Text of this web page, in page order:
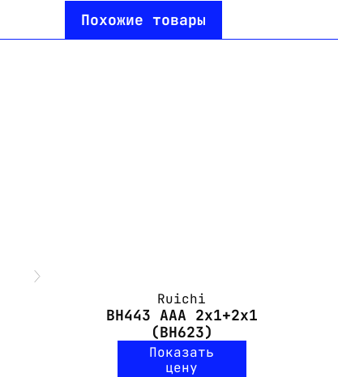
Похожие товары
Ruichi
BH443 AAA 2x1+2x1
(BH623)
Показать
цену